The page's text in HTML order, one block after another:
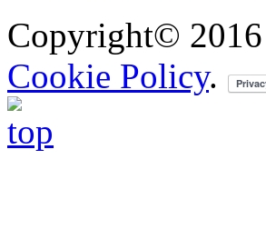
Copyright©
Cookie Policy.